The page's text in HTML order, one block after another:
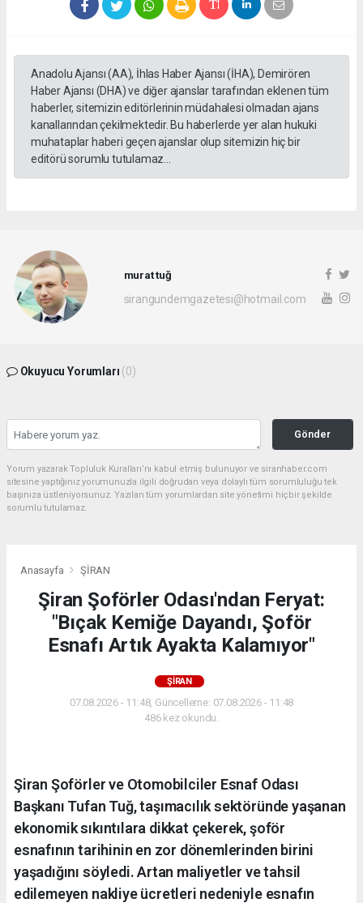
Anadolu Ajansı (AA), İhlas Haber Ajansı (İHA), Demirören
Haber Ajansı (DHA) ve diğer ajanslar tarafından eklenen tüm
haberler, sitemizin editörlerinin müdahalesi olmadan ajans
kanallarından çekilmektedir. Bu haberlerde yer alan hukuki
muhataplar haberi geçen ajanslar olup sitemizin hiç bir
editörü sorumlu tutulamaz...
murat tuğ
sirangundemgazetesi@hotmail.com
Okuyucu Yorumları (0)
Gönder
Yorum yazarak Topluluk Kuralları’nı kabul etmiş bulunuyor ve siranhaber.com
sitesine yaptığınız yorumunuzla ilgili doğrudan veya dolaylı tüm sorumluluğu tek
başınıza üstleniyorsunuz. Yazılan tüm yorumlardan site yönetimi hiçbir şekilde
sorumlu tutulamaz.
Anasayfa ŞİRAN
Şiran Şoförler Odası'ndan Feryat:
"Bıçak Kemiğe Dayandı, Şoför
Esnafı Artık Ayakta Kalamıyor"
ŞİRAN
07.08.2026 - 11:48, Güncelleme: 07.08.2026 - 11:48
486 kez okundu.
Şiran Şoförler ve Otomobilciler Esnaf Odası
Başkanı Tufan Tuğ, taşımacılık sektöründe yaşanan
ekonomik sıkıntılara dikkat çekerek, şoför
esnafının tarihinin en zor dönemlerinden birini
yaşadığını söyledi. Artan maliyetler ve tahsil
edilemeyen nakliye ücretleri nedeniyle esnafın